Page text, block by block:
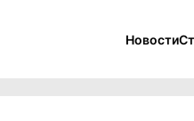
Новости